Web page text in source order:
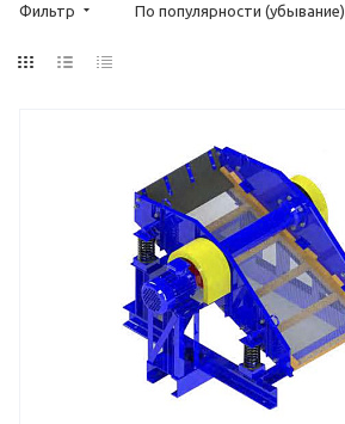
Фильтр По популярности (убывание)